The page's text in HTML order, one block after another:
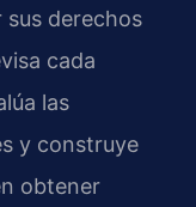
sus derechos
cada
las
y construye
obtener